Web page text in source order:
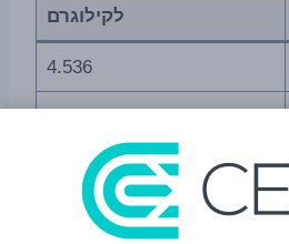
לקילוגרם
4.536
9.072
13.608
18.144